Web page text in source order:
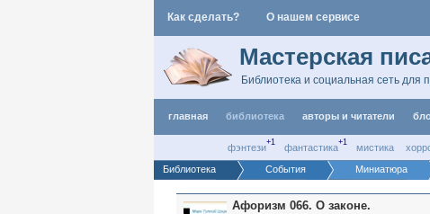
Как сделать? О нашем сервисе
Мастерская
Библиотека и социальная сеть для
главная библиотека авторы и читатели
фэнтези+1 фантастика+1 мистика
Библиотека
События Миниатюра
Афоризм 066. О законе.